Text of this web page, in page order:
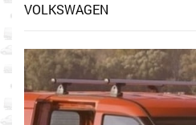
VOLKSWAGEN